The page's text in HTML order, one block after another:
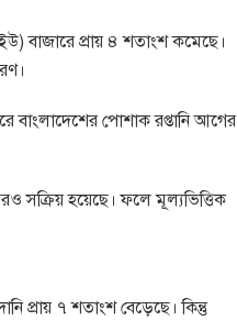
বাজারে প্রায় ৪ শতাংশ কমেছে।
বাংলাদেশের পোশাক রপ্তানি আগের
সক্রিয় হয়েছে। ফলে মূল্যভিত্তিক
প্রায় ৭ শতাংশ বেড়েছে। কিন্তু